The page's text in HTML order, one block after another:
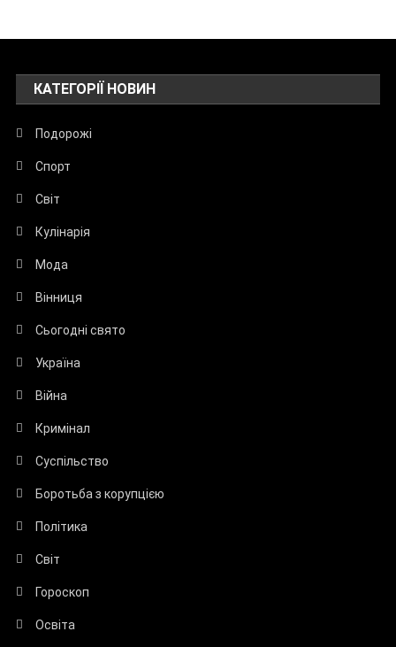
КАТЕГОРІЇ НОВИН
Подорожі
Спорт
Світ
Кулінарія
Мода
Вінниця
Сьогодні свято
Україна
Війна
Кримінал
Суспільство
Боротьба з корупцією
Політика
Світ
Гороскоп
Освіта